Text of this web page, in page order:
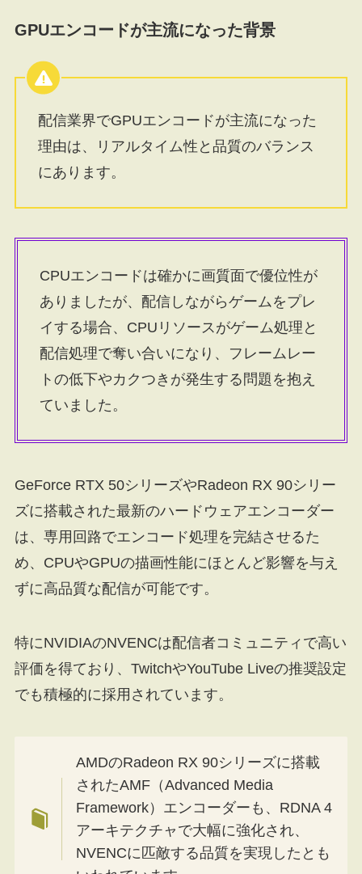
GPUエンコードが主流になった背景
配信業界でGPUエンコードが主流になった
理由は、リアルタイム性と品質のバランス
にあります。
CPUエンコードは確かに画質面で優位性が
ありましたが、配信しながらゲームをプレ
イする場合、CPUリソースがゲーム処理と
配信処理で奪い合いになり、フレームレー
トの低下やカクつきが発生する問題を抱え
ていました。
GeForce RTX 50シリーズやRadeon RX 90シリー
ズに搭載された最新のハードウェアエンコーダー
は、専用回路でエンコード処理を完結させるた
め、CPUやGPUの描画性能にほとんど影響を与え
ずに高品質な配信が可能です。
特にNVIDIAのNVENCは配信者コミュニティで高い
評価を得ており、TwitchやYouTube Liveの推奨設定
でも積極的に採用されています。
AMDのRadeon RX 90シリーズに搭載
されたAMF（Advanced Media
Framework）エンコーダーも、RDNA 4
アーキテクチャで大幅に強化され、
NVENCに匹敵する品質を実現したとも